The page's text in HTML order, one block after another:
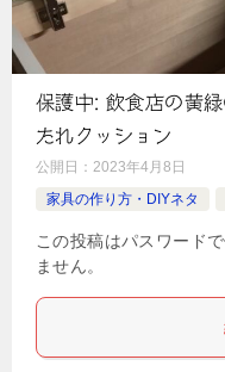
保護中: 飲食店の黄
たれクッション
公開日： 2023年4月8日
家具の作り方・DIYネタ
この投稿はパスワード
ません。